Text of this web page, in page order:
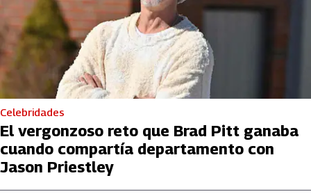
Celebridades
El vergonzoso reto que Brad Pitt ganaba
cuando compartía departamento con
Jason Priestley